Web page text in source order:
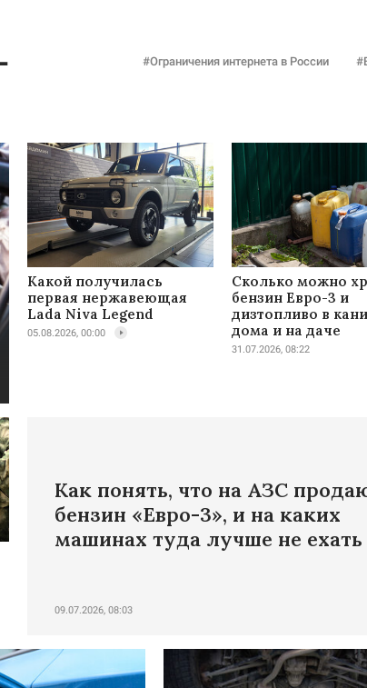
#Ограничения интернета в России
Какой получилась
первая нержавеющая
Lada Niva Legend
05.08.2026, 00:00
Сколько можно
бензин Евро-3 и
дизтопливо в
дома и на даче
31.07.2026, 08:22
Как понять, что на АЗС
бензин «Евро-3», и на каких
машинах туда лучше не ехать
09.07.2026, 08:03